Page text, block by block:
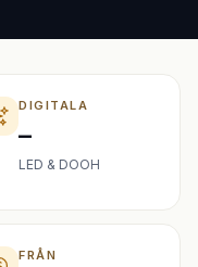
DIGITALA
–
LED & DOOH
FRÅN